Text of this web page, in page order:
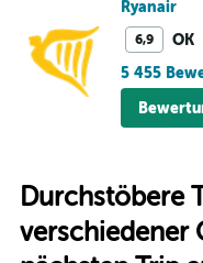
Ryanair
6,9
OK
5 455
Durchstöbere
verschiedener